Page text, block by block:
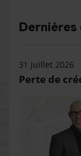
Dernières
31 juillet 2026
Perte de